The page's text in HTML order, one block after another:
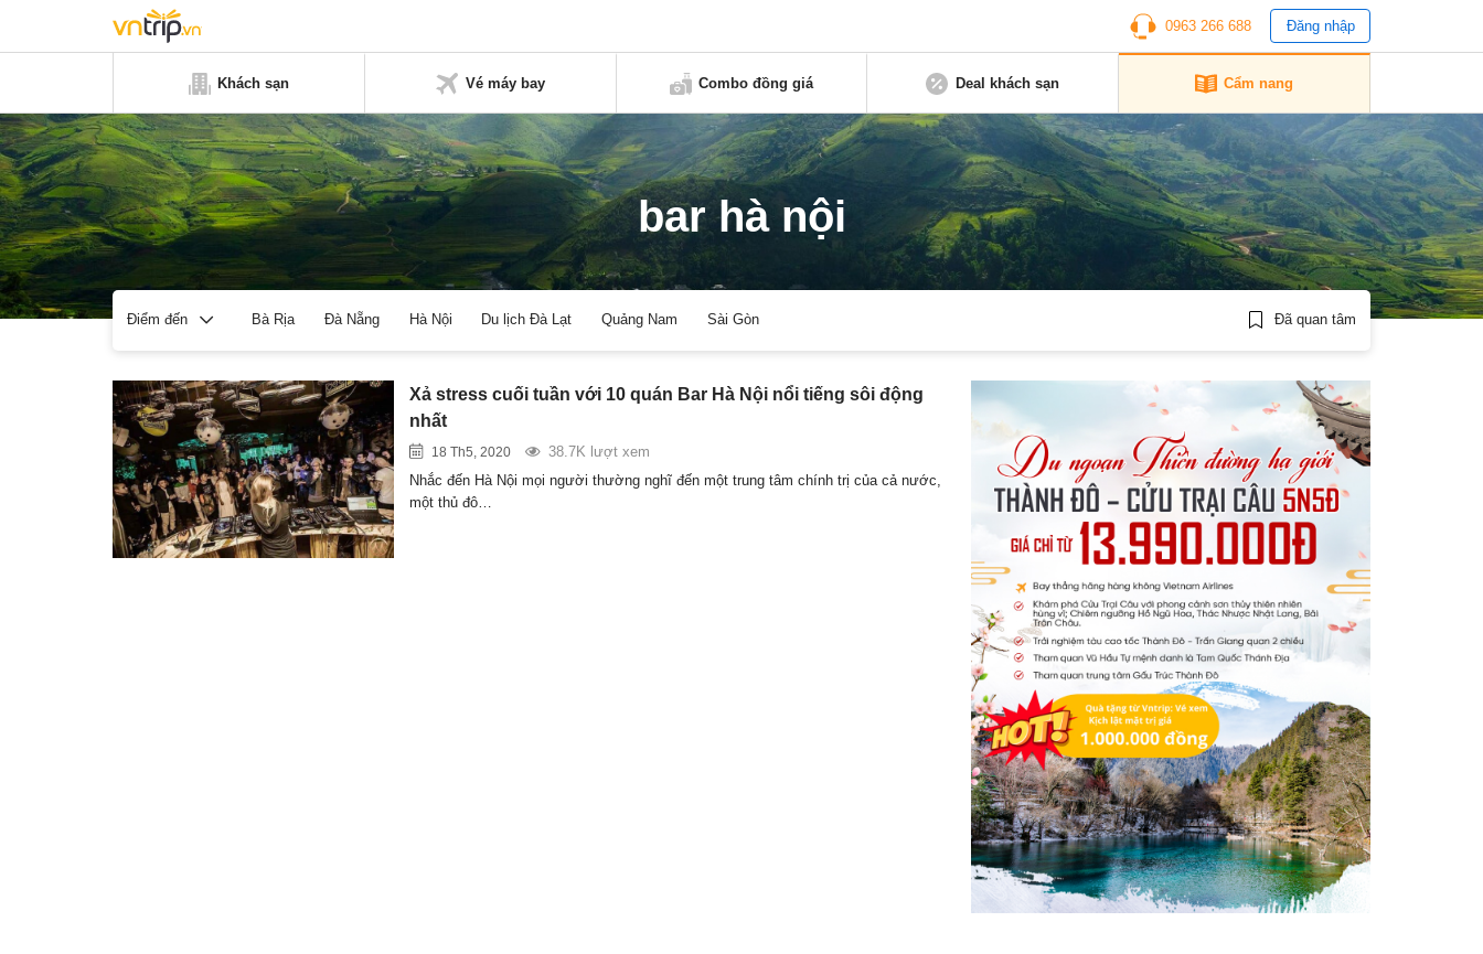
0963 266 688 Đăng nhập
Khách sạn Vé máy bay Combo đồng giá Deal khách sạn Cẩm nang
bar hà nội
Điểm đến Bà Rịa Đà Nẵng Hà Nội Du lịch Đà Lạt Quảng Nam Sài Gòn Đã quan tâm
Xả stress cuối tuần với 10 quán Bar Hà Nội nổi tiếng sôi động
nhất
18 Th5, 2020
38.7K lượt xem
Nhắc đến Hà Nội mọi người thường nghĩ đến một trung tâm chính trị của cả nước,
một thủ đô…